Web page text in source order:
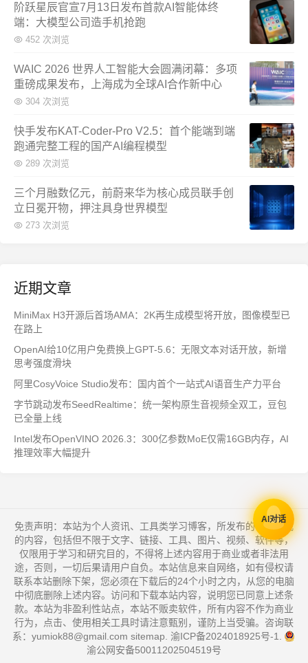
阶跃星辰官宣7月13日发布首款AI智能体终
端：大模型公司造手机抢跑
452 次浏览
WAIC 2026 世界人工智能大会圆满闭幕：多项
重磅成果发布，上海成为全球AI合作新中心
304 次浏览
快手发布KAT-Coder-Pro V2.5：首个能端到端
跑通完整工程的国产AI编程模型
289 次浏览
三个月融数亿元，前蔚来华为核心成员联手创
立日冕开物，押注具身世界模型
273 次浏览
近期文章
MiniMax H3开源后首场AMA：2K再生成模型将开放，图像模型已
在路上
OpenAI给10亿用户免费换上GPT-5.6：无限文本对话开放，新增
思考强度滑块
阿里CosyVoice Studio发布：国内首个一站式AI语音生产力平台
字节跳动发布SeedRealtime：统一架构原生音视频全双工，豆包
已全量上线
Intel发布OpenVINO 2026.3：300亿参数MoE仅需16GB内存，AI
推理效率大幅提升
免责声明：本站为个人资讯、工具类学习博客，所发布的一切形式
的内容，包括但不限于文字、链接、工具、图片、视频、软件等，
仅限用于学习和研究目的，不得将上述内容用于商业或者非法用
途，否则，一切后果请用户自负。本站信息来自网络，如有侵权请
联系本站删除下架，您必须在下载后的24个小时之内，从您的电脑
中彻底删除上述内容。访问和下载本站内容，说明您已同意上述条
款。本站为非盈利性站点，本站不贩卖软件，所有内容不作为商业
行为，点击、使用相关工具时请注意甄别，谨防上当受骗。咨询联
系：yumiok88@gmail.com sitemap 渝ICP备2024018925号-1
渝公网安备50011202504519号
AI对话